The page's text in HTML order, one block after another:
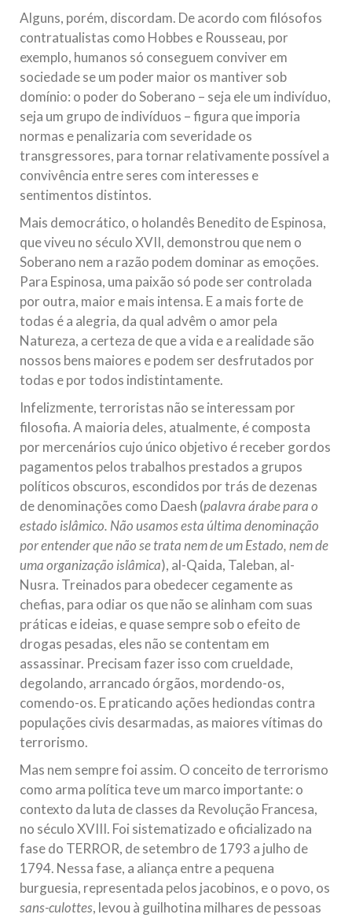
Alguns, porém, discordam. De acordo com filósofos
contratualistas como Hobbes e Rousseau, por
exemplo, humanos só conseguem conviver em
sociedade se um poder maior os mantiver sob
domínio: o poder do Soberano – seja ele um indivíduo,
seja um grupo de indivíduos – figura que imporia
normas e penalizaria com severidade os
transgressores, para tornar relativamente possível a
convivência entre seres com interesses e
sentimentos distintos.
Mais democrático, o holandês Benedito de Espinosa,
que viveu no século XVII, demonstrou que nem o
Soberano nem a razão podem dominar as emoções.
Para Espinosa, uma paixão só pode ser controlada
por outra, maior e mais intensa. E a mais forte de
todas é a alegria, da qual advêm o amor pela
Natureza, a certeza de que a vida e a realidade são
nossos bens maiores e podem ser desfrutados por
todas e por todos indistintamente.
Infelizmente, terroristas não se interessam por
filosofia. A maioria deles, atualmente, é composta
por mercenários cujo único objetivo é receber gordos
pagamentos pelos trabalhos prestados a grupos
políticos obscuros, escondidos por trás de dezenas
de denominações como Daesh (palavra árabe para o
estado islâmico. Não usamos esta última denominação
por entender que não se trata nem de um Estado, nem de
uma organização islâmica), al-Qaida, Taleban, al-
Nusra. Treinados para obedecer cegamente as
chefias, para odiar os que não se alinham com suas
práticas e ideias, e quase sempre sob o efeito de
drogas pesadas, eles não se contentam em
assassinar. Precisam fazer isso com crueldade,
degolando, arrancado órgãos, mordendo-os,
comendo-os. E praticando ações hediondas contra
populações civis desarmadas, as maiores vítimas do
terrorismo.
Mas nem sempre foi assim. O conceito de terrorismo
como arma política teve um marco importante: o
contexto da luta de classes da Revolução Francesa,
no século XVIII. Foi sistematizado e oficializado na
fase do TERROR, de setembro de 1793 a julho de
1794. Nessa fase, a aliança entre a pequena
burguesia, representada pelos jacobinos, e o povo, os
sans-culottes, levou à guilhotina milhares de pessoas